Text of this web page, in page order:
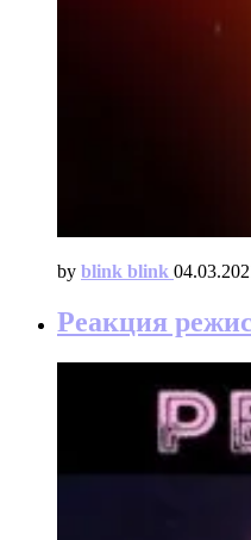
by blink blink
Реакция